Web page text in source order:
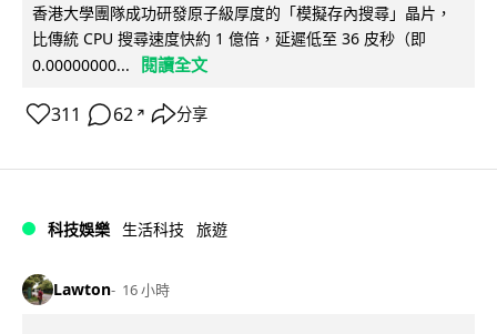
香港大學團隊成功研發原子級厚度的「模擬存內搜尋」晶片，
比傳統 CPU 搜尋速度快約 1 億倍，延遲低至 36 皮秒（即
0.00000000...
閱讀全文
311 62 ↗ 分享
科技娛樂 生活科技 旅遊
Lawton 16 小時